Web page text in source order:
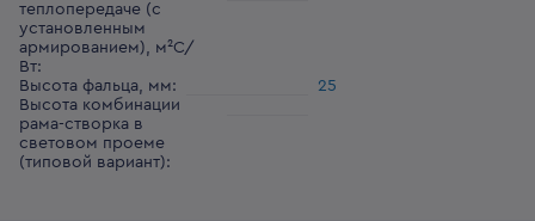
теплопередаче (с
установленным
армированием), м²С/
Вт:
Высота фальца, мм:
25
Высота комбинации
рама-створка в
световом проеме
(типовой вариант):